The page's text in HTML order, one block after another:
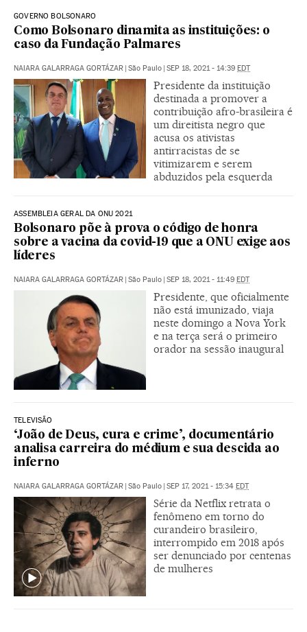
GOVERNO BOLSONARO
Como Bolsonaro dinamita as instituições: o
caso da Fundação Palmares
NAIARA GALARRAGA GORTÁZAR | São Paulo | SEP 18, 2021 - 14:39 EDT
Presidente da instituição
destinada a promover a
contribuição afro-brasileira é
um direitista negro que
acusa os ativistas
antirracistas de se
vitimizarem e serem
abduzidos pela esquerda
ASSEMBLEIA GERAL DA ONU 2021
Bolsonaro põe à prova o código de honra
sobre a vacina da covid-19 que a ONU exige aos
líderes
NAIARA GALARRAGA GORTÁZAR | São Paulo | SEP 18, 2021 - 11:49 EDT
Presidente, que oficialmente
não está imunizado, viaja
neste domingo a Nova York
e na terça será o primeiro
orador na sessão inaugural
TELEVISÃO
‘João de Deus, cura e crime’, documentário
analisa carreira do médium e sua descida ao
inferno
NAIARA GALARRAGA GORTÁZAR | São Paulo | SEP 17, 2021 - 15:34 EDT
Série da Netflix retrata o
fenômeno em torno do
curandeiro brasileiro,
interrompido em 2018 após
ser denunciado por centenas
de mulheres